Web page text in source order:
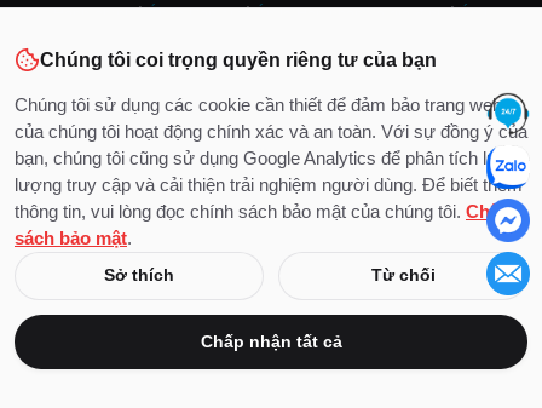
| | |
án lệ
Tư vấn
Dân sự Nhà đất |Việc làm|
Luật thuế Sở hữu trí tuệ
Cộng đồng
Diễn đàn | Trắc nghiệm| Tiểu luận - Luận văn
Tuyển dụng
- Ứng viên
Biểu mẫu
Hợp đồng, giao dịch Mẫu thông báo|
Giấy chứng
Pháp luật và
Chúng tôi coi trọng quyền riêng tư của bạn
Chúng tôi sử dụng các cookie cần thiết để đảm bảo trang web
của chúng tôi hoạt động chính xác và an toàn. Với sự đồng ý của
bạn, chúng tôi cũng sử dụng Google Analytics để phân tích lưu
lượng truy cập và cải thiện trải nghiệm người dùng. Để biết thêm
thông tin, vui lòng đọc chính sách bảo mật của chúng tôi. Chính
sách bảo mật.
Sở thích Từ chối
Chấp nhận tất cả